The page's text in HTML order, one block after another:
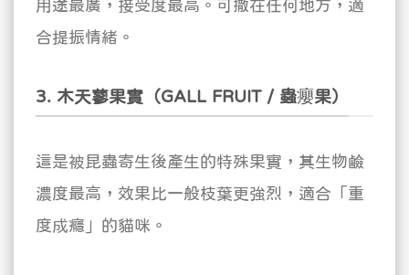
用途最廣，接受度最高。可撒在任何地方，適
合提振情緒。
3. 木天蓼果實（GALL FRUIT / 蟲癭果）
這是被昆蟲寄生後產生的特殊果實，其生物鹼
濃度最高，效果比一般枝葉更強烈，適合「重
度成癮」的貓咪。